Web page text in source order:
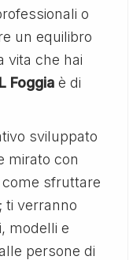
o
un equilibro
vita che hai
Foggia è di
sviluppato
mirato con
come sfruttare
ti verranno
modelli e
persone di